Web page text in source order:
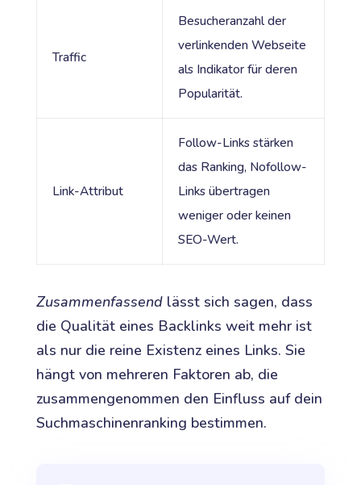
Traffic
Besucheranzahl der
verlinkenden Webseite
als Indikator für deren
Popularität.
Link-Attribut
Follow-Links stärken
das Ranking, Nofollow-
Links übertragen
weniger oder keinen
SEO-Wert.
Zusammenfassendlässt sich sagen, dass
die Qualität eines Backlinks weit mehr ist
als nur die reine Existenz eines Links. Sie
hängt von mehreren Faktoren ab, die
zusammengenommen den Einfluss auf dein
Suchmaschinenranking bestimmen.